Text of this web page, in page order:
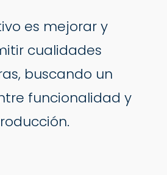
es mejorar y
cualidades
buscando un
funcionalidad y